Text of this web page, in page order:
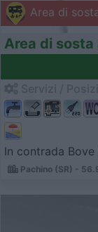
Area di
Area di sosta
In contrada
Pachino (SR) -